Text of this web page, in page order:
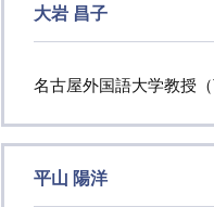
大岩 昌子
名古屋外国語大学教授
平山 陽洋